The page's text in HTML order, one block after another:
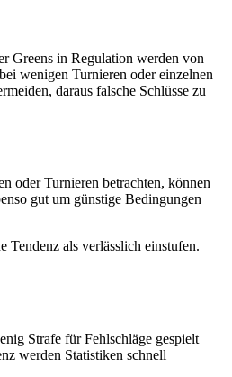
Greens in Regulation werden von
wenigen Turnieren oder einzelnen
daraus falsche Schlüsse zu
oder Turnieren betrachten, können
gut um günstige Bedingungen
Tendenz als verlässlich einstufen.
Strafe für Fehlschläge gespielt
werden Statistiken schnell